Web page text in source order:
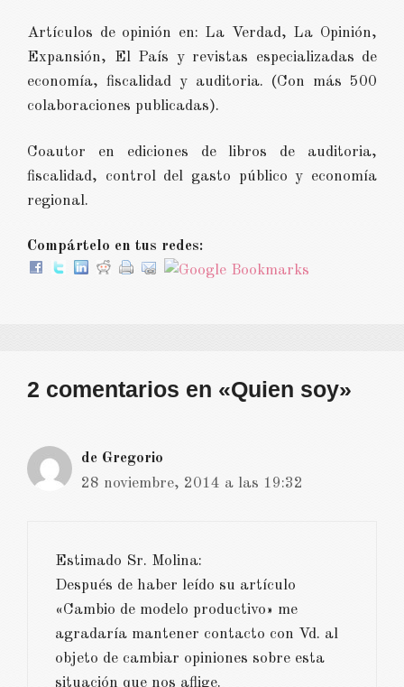
Artículos de opinión en: La Verdad, La Opinión,
Expansión, El País y revistas especializadas de
economía, fiscalidad y auditoria. (Con más 500
colaboraciones publicadas).
Coautor en ediciones de libros de auditoria,
fiscalidad, control del gasto público y economía
regional.
Compártelo en tus redes:
2 comentarios en «Quien soy»
de Gregorio
28 noviembre, 2014 a las 19:32
Estimado Sr. Molina:
Después de haber leído su artículo
«Cambio de modelo productivo» me
agradaría mantener contacto con Vd. al
objeto de cambiar opiniones sobre esta
situación que nos aflige.